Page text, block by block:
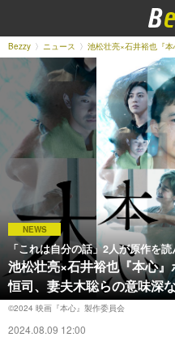
Bezzy ニュース 池松壮亮×石井裕也『
NEWS
「これは自分の話」2人が原作を
池松壮亮×石井裕也『本心
恒司、妻夫木聡らの意味深
©︎2024 映画『本心』製作委員会
2024.08.09 12:00